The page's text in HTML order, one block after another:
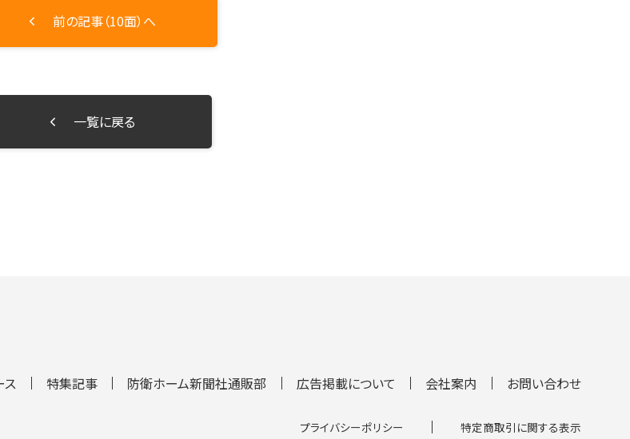
前の記事（10面）へ
一覧に戻る
ス 特集記事 防衛ホーム新聞社通販部 広告掲載について 会社案内 お問い合わせ
プライバシーポリシー 特定商取引に関する表示